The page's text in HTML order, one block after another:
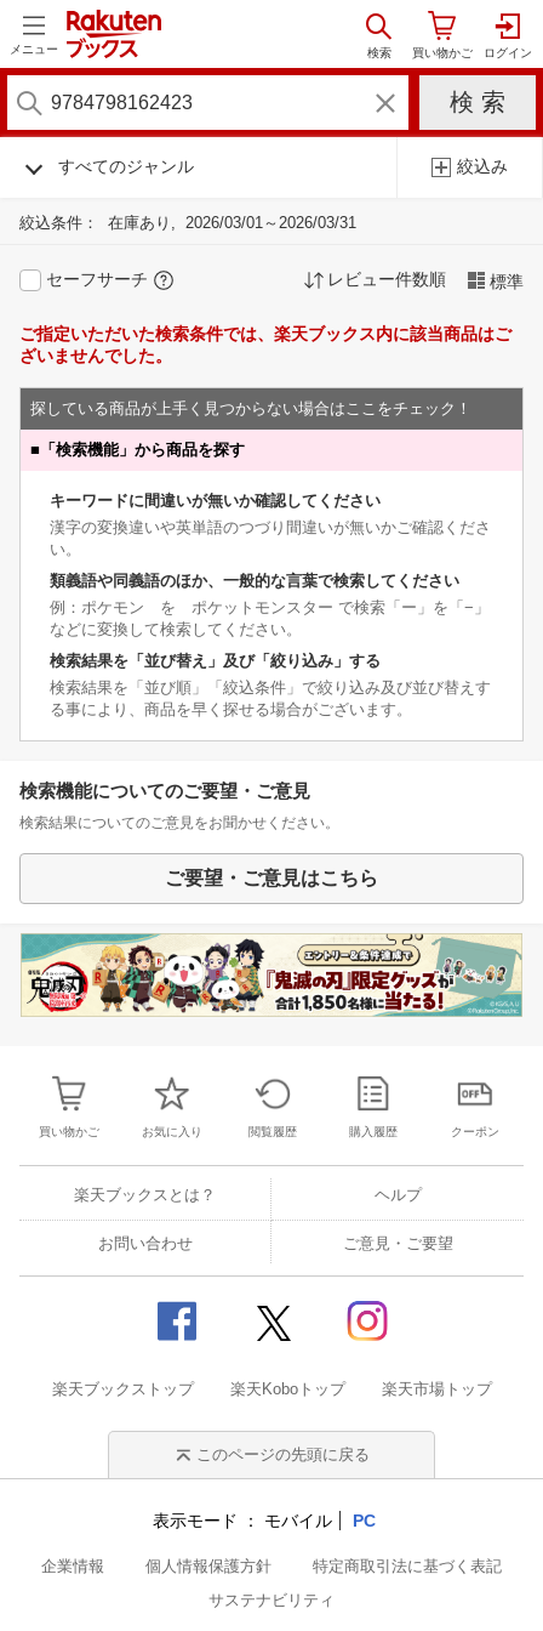
メニュー
すべてのジャンル 絞込み
絞込条件： 在庫あり 2026/03/01～2026/03/31
セーフサーチ レビュー件数順 標準
ご指定いただいた検索条件では、楽天ブックス内に該当商品はご
ざいませんでした。
探している商品が上手く見つからない場合はここをチェック！
■ 「検索機能」から商品を探す
キーワードに間違いが無いか確認してください
漢字の変換違いや英単語のつづり間違いが無いかご確認くださ
い。
類義語や同義語のほか、一般的な言葉で検索してください
例：ポケモン を ポケットモンスター で検索「ー」を「−」
などに変換して検索してください。
検索結果を「並び替え」及び「絞り込み」する
検索結果を「並び順」「絞込条件」で絞り込み及び並び替えす
る事により、商品を早く探せる場合がございます。
検索機能についてのご要望・ご意見
検索結果についてのご意見をお聞かせください。
ご要望・ご意見はこちら
買い物かご お気に入り 閲覧履歴 購入履歴 クーポン
楽天ブックスとは？ ヘルプ
お問い合わせ ご意見・ご要望
楽天ブックストップ 楽天Koboトップ 楽天市場トップ
このページの先頭に戻る
表示モード モバイル PC
企業情報 個人情報保護方針
特定商取引法に基づく表記
サステナビリティ